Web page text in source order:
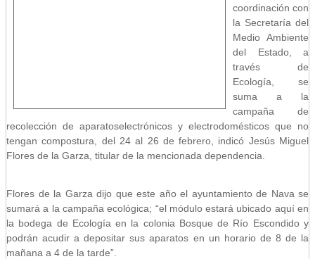
coordinación con
la Secretaría del
Medio Ambiente
del Estado, a
través de
Ecología, se
suma a la
campaña de
recolección de aparatoselectrónicos y electrodomésticos que no
tengan compostura, del 24 al 26 de febrero, indicó Jesús Miguel
Flores de la Garza, titular de la mencionada dependencia.
Flores de la Garza dijo que este año el ayuntamiento de Nava se
sumará a la campaña ecológica; “el módulo estará ubicado aquí en
la bodega de Ecología en la colonia Bosque de Río Escondido y
podrán acudir a depositar sus aparatos en un horario de 8 de la
mañana a 4 de la tarde”.